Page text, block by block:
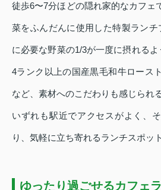
徒歩6〜7分ほどの隠れ家的なカフェ
菜をふんだんに使用した特製ラン
に必要な野菜の1/3が一度に摂れる
4ランク以上の国産黒毛和牛ロース
など、素材へのこだわりも感じられ
いずれも駅近でアクセスがよく、
り、気軽に立ち寄れるランチスポッ
ゆったり過ごせるカフェ